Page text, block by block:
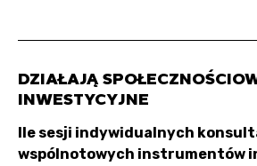
DZIAŁAJĄ
INWESTYCYJNE
Ile sesji indywidualnych
wspólnotowych instrumentów